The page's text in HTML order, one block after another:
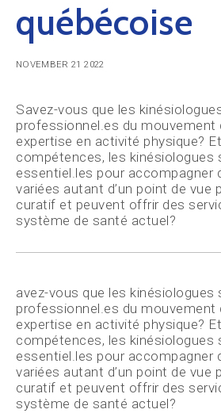
québécoise
NOVEMBER 21 2022
Savez-vous que les
professionnel.es du mouvement
expertise en activité physique?
compétences, les kinésiologues
essentiel.les pour accompagner
variées autant d’un point de vue
curatif et peuvent offrir des
système de santé actuel?
avez-vous que les kinésiologues
professionnel.es du mouvement
expertise en activité physique?
compétences, les kinésiologues
essentiel.les pour accompagner
variées autant d’un point de vue
curatif et peuvent offrir des
système de santé actuel?